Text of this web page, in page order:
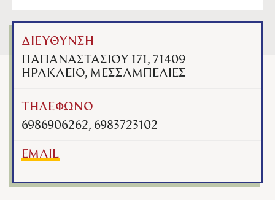
ΔΙΕΥΘΥΝΣΗ
ΠΑΠΑΝΑΣΤΑΣΙΟΥ 171, 71409
ΗΡΑΚΛΕΙΟ, ΜΕΣΣΑΜΠΕΛΙΕΣ
ΤΗΛΕΦΩΝΟ
6986906262, 6983723102
EMAIL